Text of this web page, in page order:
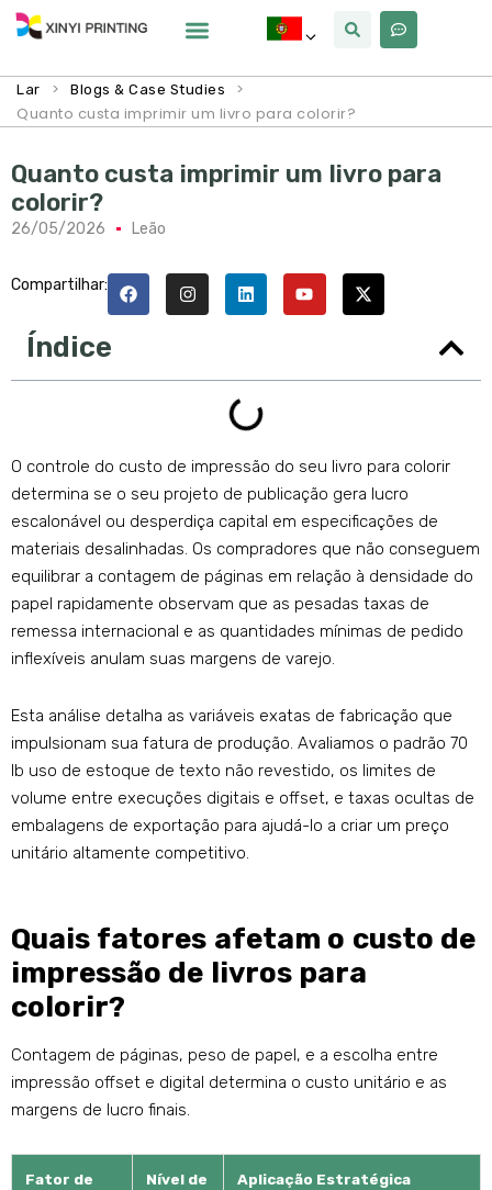
Lar > Blogs & Case Studies
>
Quanto custa imprimir um livro para colorir?
Quanto custa imprimir um livro para
colorir?
26/05/2026 Leão
Compartilhar:
Índice
O controle do custo de impressão do seu livro para colorir
determina se o seu projeto de publicação gera lucro
escalonável ou desperdiça capital em especificações de
materiais desalinhadas. Os compradores que não conseguem
equilibrar a contagem de páginas em relação à densidade do
papel rapidamente observam que as pesadas taxas de
remessa internacional e as quantidades mínimas de pedido
inflexíveis anulam suas margens de varejo.
Esta análise detalha as variáveis ​​exatas de fabricação que
impulsionam sua fatura de produção. Avaliamos o padrão 70
lb uso de estoque de texto não revestido, os limites de
volume entre execuções digitais e offset, e taxas ocultas de
embalagens de exportação para ajudá-lo a criar um preço
unitário altamente competitivo.
Quais fatores afetam o custo de
impressão de livros para
colorir?
Contagem de páginas, peso de papel, e a escolha entre
impressão offset e digital determina o custo unitário e as
margens de lucro finais.
Fator de
Nível de
Aplicação Estratégica